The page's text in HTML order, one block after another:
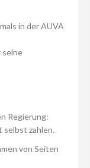
in der AUVA
seine
Regierung:
selbst zahlen.
von Seiten